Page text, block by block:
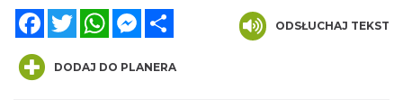
FacebookTwitterWhatsAppMessenger
ODSŁUCHAJ TEKST
DODAJ DO PLANERA